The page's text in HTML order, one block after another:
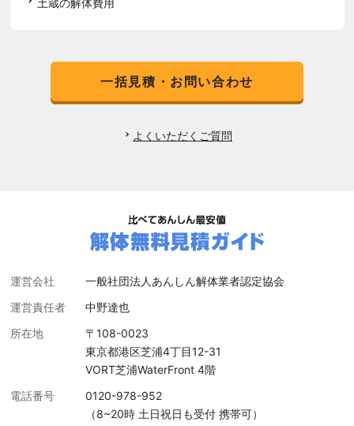
土蔵の解体費用
一括見積・お問い合わせ
よくいただくご質問
運営会社
一般社団法人あんしん解体業者認定協会
運営責任者
中野達也
所在地
〒108-0023
東京都港区芝浦4丁目12-31
VORT芝浦WaterFront 4階
電話番号
0120-978-952
（8~20時 土日祝日も受付 携帯可）